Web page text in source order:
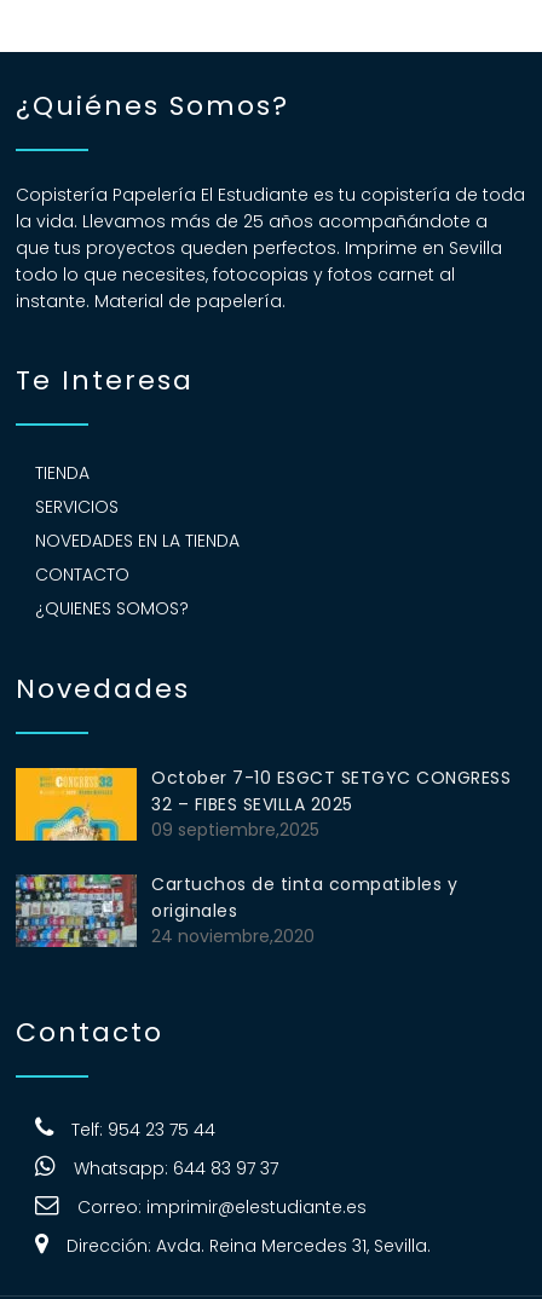
¿Quiénes Somos?
Copistería Papelería El Estudiante es tu copistería de toda
la vida. Llevamos más de 25 años acompañándote a
que tus proyectos queden perfectos. Imprime en Sevilla
todo lo que necesites, fotocopias y fotos carnet al
instante. Material de papelería.
Te Interesa
TIENDA
SERVICIOS
NOVEDADES EN LA TIENDA
CONTACTO
¿QUIENES SOMOS?
Novedades
October 7-10 ESGCT SETGYC CONGRESS
32 – FIBES SEVILLA 2025
09 septiembre,2025
Cartuchos de tinta compatibles y
originales
24 noviembre,2020
Contacto
Telf: 954 23 75 44
Whatsapp: 644 83 97 37
Correo: imprimir@elestudiante.es
Dirección: Avda. Reina Mercedes 31, Sevilla.